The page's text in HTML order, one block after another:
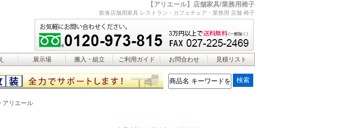
【アリエール】店舗家具/業務用椅子
飲食店舗用家具 レストラン・カフェチェア・業務用 店舗 椅子
展示場 搬入・組立 ご利用ガイド お問合わせ 見積リスト
アリエール